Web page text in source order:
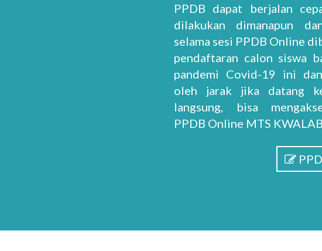
PPDB dapat berjalan
dilakukan dimanapun
selama sesi PPDB Online
pendaftaran calon siswa
pandemi Covid-19 ini
oleh jarak jika datang
langsung, bisa
PPDB Online MTS